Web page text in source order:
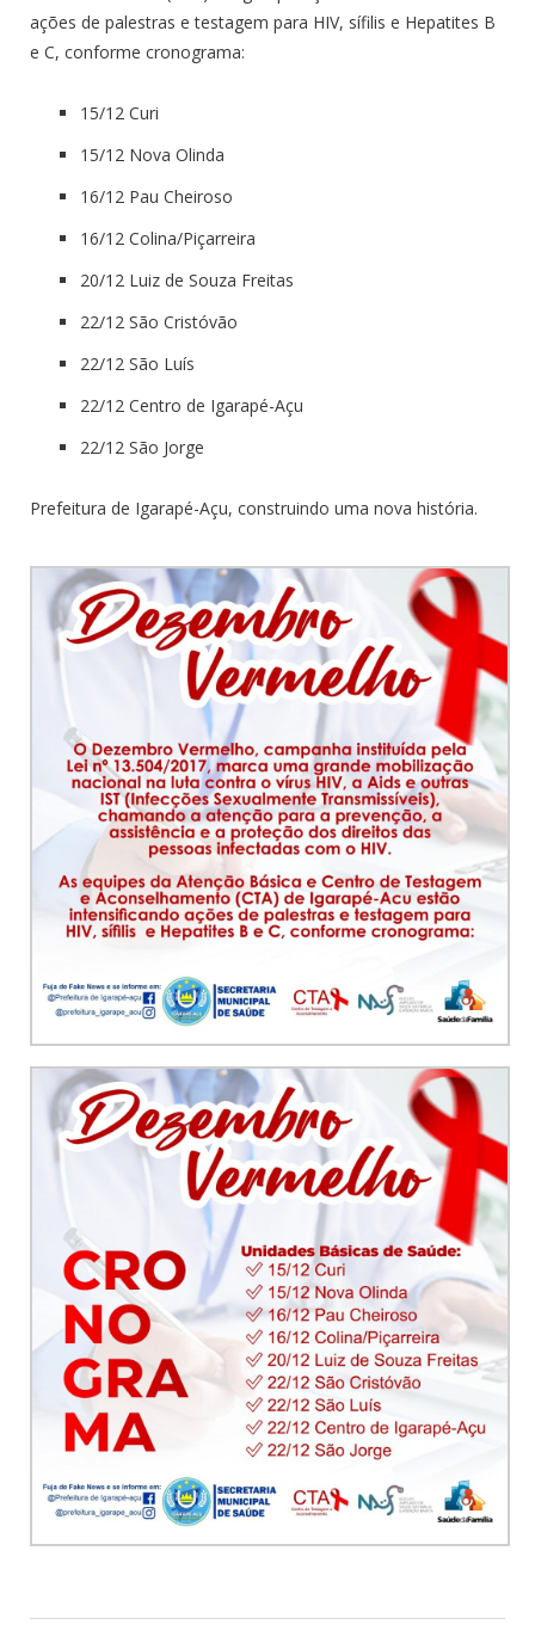
ações de palestras e testagem para HIV, sífilis e Hepatites B
e C, conforme cronograma:
15/12 Curi
15/12 Nova Olinda
16/12 Pau Cheiroso
16/12 Colina/Piçarreira
20/12 Luiz de Souza Freitas
22/12 São Cristóvão
22/12 São Luís
22/12 Centro de Igarapé-Açu
22/12 São Jorge
Prefeitura de Igarapé-Açu, construindo uma nova história.